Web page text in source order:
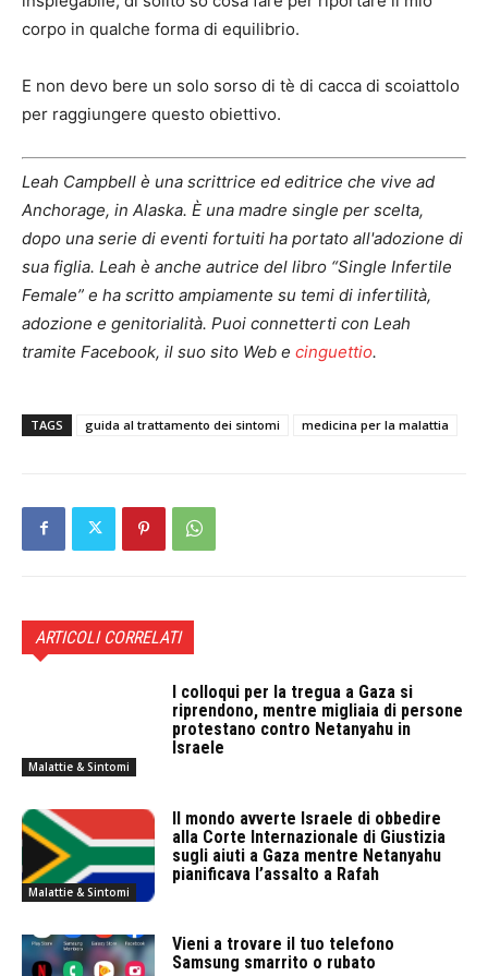
corpo in qualche forma di equilibrio.
E non devo bere un solo sorso di tè di cacca di scoiattolo
per raggiungere questo obiettivo.
Leah Campbell è una scrittrice ed editrice che vive ad
Anchorage, in Alaska. È una madre single per scelta,
dopo una serie di eventi fortuiti ha portato all'adozione di
sua figlia. Leah è anche autrice del libro “Single Infertile
Female” e ha scritto ampiamente su temi di infertilità,
adozione e genitorialità. Puoi connetterti con Leah
tramite Facebook, il suo sito Web e cinguettio.
TAGS guida al trattamento dei sintomi medicina per la malattia
ARTICOLI CORRELATI
Malattie & Sintomi
I colloqui per la tregua a Gaza si
riprendono, mentre migliaia di persone
protestano contro Netanyahu in
Israele
Malattie & Sintomi
Il mondo avverte Israele di obbedire
alla Corte Internazionale di Giustizia
sugli aiuti a Gaza mentre Netanyahu
pianificava l’assalto a Rafah
Vieni a trovare il tuo telefono
Samsung smarrito o rubato